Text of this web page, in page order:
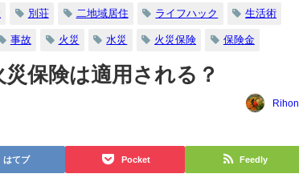
別荘 二地域居住 ライフハック 生活術
事故 火災 水災 火災保険 保険金
保険は適用される？
はてブ Pocket Feedly